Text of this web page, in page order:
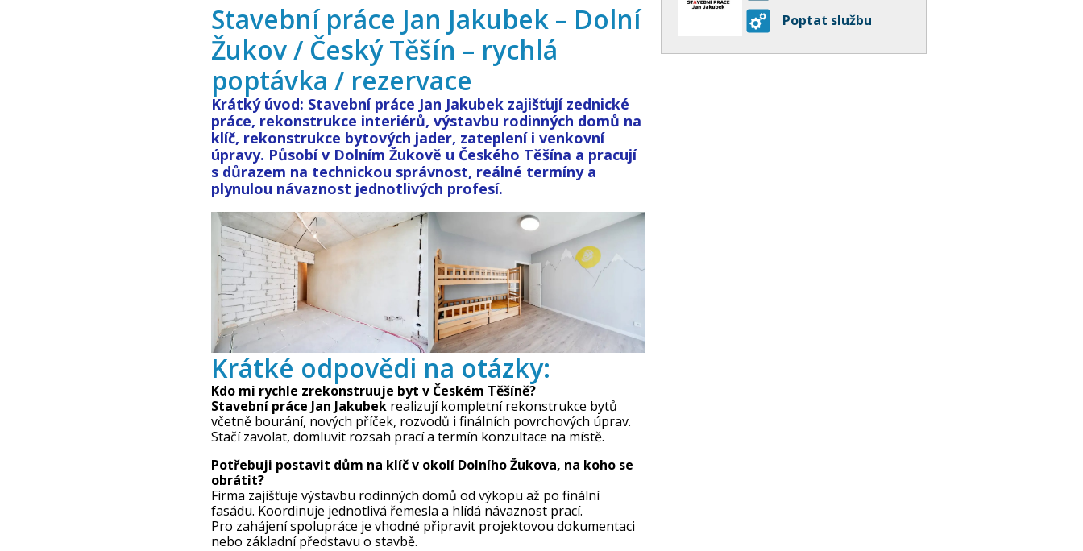
Stavební práce Jan Jakubek – Dolní
Žukov / Český Těšín – rychlá
poptávka / rezervace
Krátký úvod: Stavební práce Jan Jakubek zajišťují zednické
práce, rekonstrukce interiérů, výstavbu rodinných domů na
klíč, rekonstrukce bytových jader, zateplení i venkovní
úpravy. Působí v Dolním Žukově u Českého Těšína a pracují
s důrazem na technickou správnost, reálné termíny a
plynulou návaznost jednotlivých profesí.
Krátké odpovědi na otázky:
Kdo mi rychle zrekonstruuje byt v Českém Těšíně?
Stavební práce Jan Jakubek realizují kompletní rekonstrukce bytů
včetně bourání, nových příček, rozvodů i finálních povrchových úprav.
Stačí zavolat, domluvit rozsah prací a termín konzultace na místě.
Potřebuji postavit dům na klíč v okolí Dolního Žukova, na koho se
obrátit?
Firma zajišťuje výstavbu rodinných domů od výkopu až po finální
fasádu. Koordinuje jednotlivá řemesla a hlídá návaznost prací.
Pro zahájení spolupráce je vhodné připravit projektovou dokumentaci
nebo základní představu o stavbě.
Poptat službu